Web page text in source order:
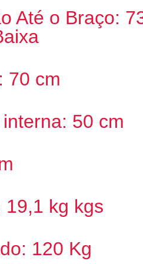
Até o Braço:
70 cm
50 cm
19,1 kg kgs
120 Kg